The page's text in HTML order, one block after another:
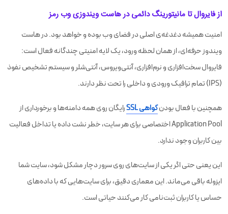
از فایروال تا مانیتورینگ دائمی در هاست ویندوزی وب رمز
امنیت همیشه دغدغه‌ی اصلی در فضای وب بوده و خواهد بود. در هاست
ویندوز حرفه‌ای، از همان لحظه ورود، یک لایه امنیتی چندگانه فعال است:
فایروال سخت‌افزاری و نرم‌افزاری، آنتی‌ویروس، آنتی‌شلر و سیستم تشخیص نفوذ
(IPS) تمام ترافیک ورودی و داخلی را تحت نظر دارند.
همچنین با فعال بودنگواهی SSL
رایگان روی همه دامنه‌ها و برخورداری از
Application Pool اختصاصی برای هر سایت، خطر نشت داده یا تداخل فعالیت
بین کاربران وجود ندارد.
این یعنی حتی اگر یکی از سایت‌های روی سرور دچار مشکل شود، سایت شما
ایزوله باقی می‌ماند. این معماری دقیق، برای سایت‌هایی که با داده‌های
حساس یا کاربران ثبت‌نامی کار می‌کنند حیاتی است.